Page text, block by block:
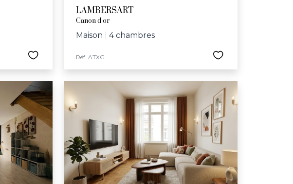
LAMBERSART
Canon d or
Maison 4 chambres
Réf. ATXG